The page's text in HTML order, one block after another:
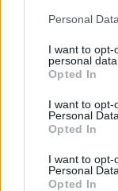
Please note that
not limited to
grant or deny
use your data for
consent section.
Personal
I want to opt-
personal data.
Opted In
I want to opt-
Personal Data.
Opted In
I want to opt-
Personal
Opted In
mint aFauda
várható a
jelenleg is
When Heroes
megjelennek,
sikeresek is.